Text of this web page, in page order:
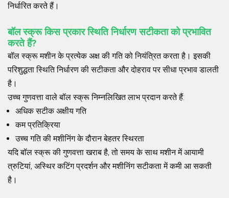
निर्धारित करते हैं।
बॉल स्क्रू किस प्रकार स्थिति निर्धारण सटीकता को प्रभावित
करते हैं?
बॉल स्क्रू मशीन के प्रत्येक अक्ष की गति को नियंत्रित करता है। इसकी
परिशुद्धता स्थिति निर्धारण की सटीकता और दोहराव पर सीधा प्रभाव डालती
है।
उच्च गुणवत्ता वाले बॉल स्क्रू निम्नलिखित लाभ प्रदान करते हैं:
अधिक सटीक अक्षीय गति
कम प्रतिक्रिया
उच्च गति की मशीनिंग के दौरान बेहतर स्थिरता
यदि बॉल स्क्रू की गुणवत्ता खराब है, तो समय के साथ मशीन में आयामी
त्रुटियां, अस्थिर कटिंग प्रदर्शन और मशीनिंग सटीकता में कमी आ सकती
है।